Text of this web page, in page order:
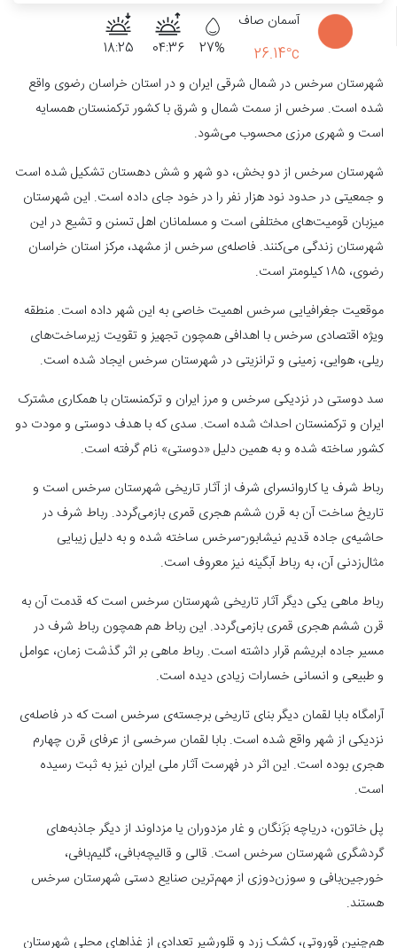
آسمان صاف
26.14°c
27%
04:36
18:25
شهرستان سرخس در شمال شرقی ایران و در استان خراسان رضوی واقع
شده است. سرخس از سمت شمال و شرق با کشور ترکمنستان همسایه
است و شهری مرزی محسوب می‌شود.
شهرستان سرخس از دو بخش، دو شهر و شش دهستان تشکیل شده است
و جمعیتی در حدود نود هزار نفر را در خود جای داده است. این شهرستان
میزبان قومیت‌های مختلفی است و مسلمانان اهل تسنن و تشیع در این
شهرستان زندگی می‌کنند. فاصله‌ی سرخس از مشهد، مرکز استان خراسان
رضوی، ۱۸۵ کیلومتر است.
موقعیت جغرافیایی سرخس اهمیت خاصی به این شهر داده است. منطقه
ویژه اقتصادی سرخس با اهدافی همچون تجهیز و تقویت زیرساخت‌های
ریلی، هوایی، زمینی و ترانزیتی در شهرستان سرخس ایجاد شده است.
سد دوستی در نزدیکی سرخس و مرز ایران و ترکمنستان با همکاری مشترک
ایران و ترکمنستان احداث شده است. سدی که با هدف دوستی و مودت دو
کشور ساخته شده و به همین دلیل «دوستی» نام گرفته است.
رباط شرف یا کاروانسرای شرف از آثار تاریخی شهرستان سرخس است و
تاریخ ساخت آن به قرن ششم هجری قمری بازمی‌گردد. رباط شرف در
حاشیه‌ی جاده قدیم نیشابور-سرخس ساخته شده و به دلیل زیبایی
مثال‌زدنی آن، به رباط آبگینه نیز معروف است.
رباط ماهی یکی دیگر آثار تاریخی شهرستان سرخس است که قدمت آن به
قرن ششم هجری قمری بازمی‌گردد. این رباط هم همچون رباط شرف در
مسیر جاده ابریشم قرار داشته است. رباط ماهی بر اثر گذشت زمان، عوامل
و طبیعی و انسانی خسارات زیادی دیده است.
آرامگاه بابا لقمان دیگر بنای تاریخی برجسته‌ی سرخس است که در فاصله‌ی
نزدیکی از شهر واقع شده است. بابا لقمان سرخسی از عرفای قرن چهارم
هجری بوده است. این اثر در فهرست آثار ملی ایران نیز به ثبت رسیده
است.
پل خاتون، دریاچه بَزَنگان و غار مزدوران یا مزداوند از دیگر جاذبه‌های
گردشگری شهرستان سرخس است. قالی و قالیچه‌بافی، گلیم‌بافی،
خورجین‌بافی و سوزن‌دوزی از مهم‌ترین صنایع دستی شهرستان سرخس
هستند.
هم‌چنین قوروتی، کشک زرد و قلورشیر تعدادی از غذاهای محلی شهرستان